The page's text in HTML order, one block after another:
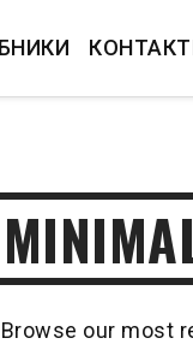
our most